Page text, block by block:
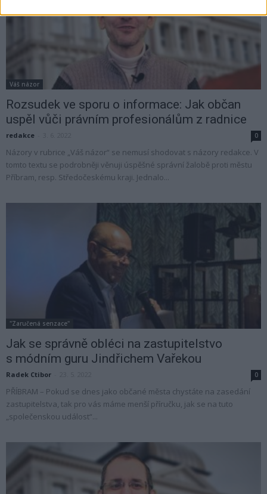
Váš názor
Rozsudek ve sporu o informace: Jak občan
uspěl vůči právním profesionálům z radnice
redakce 0
Názory v rubrice „Váš názor“ se nemusí shodovat s názory redakce. V
tomto textu se podrobněji věnuji úspěšné správní žalobě proti městu
Příbram, resp. Středočeskému kraji. Jednalo...
"Zaručená senzace"
Jak se správně obléci na zastupitelstvo
s módním guru Jindřichem Vařekou
Radek Ctibor 0
PŘÍBRAM – Pokud se dnes jako občané města chystáte na zasedání
zastupitelstva, tak pro vás máme menší příručku, jak se na tuto
„společenskou událost“...